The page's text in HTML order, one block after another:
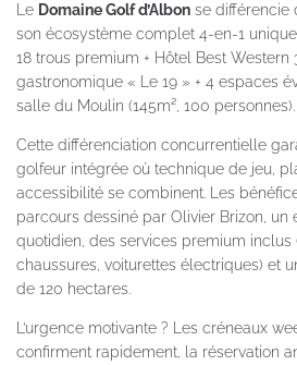
Le Domaine Golf d’Albon se différencie
son écosystème complet 4-en-1
18 trous premium + Hôtel Best Western
gastronomique « Le 19 » + 4 espaces
salle du Moulin (145m², 100 personnes).
Cette différenciation concurrentielle
golfeur intégrée où technique de jeu,
accessibilité se combinent. Les
parcours dessiné par Olivier Brizon, un
quotidien, des services premium inclus
chaussures, voiturettes électriques) et
de 120 hectares.
L’urgence motivante ? Les créneaux
confirment rapidement, la réservation